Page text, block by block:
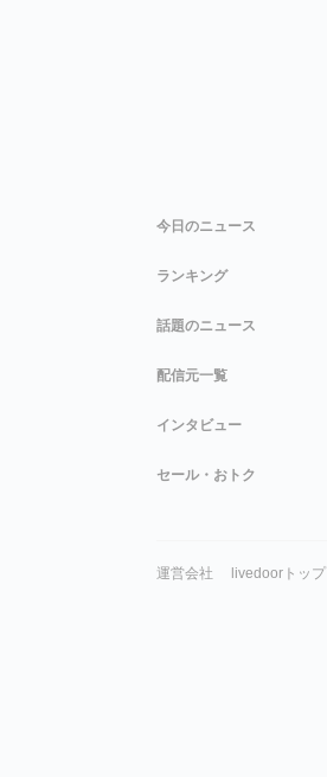
今日のニュース
ランキング
話題のニュース
配信元一覧
インタビュー
セール・おトク
運営会社 livedoorトップ